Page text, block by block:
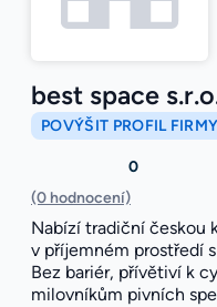
best space
POVÝŠIT PROFIL FIRMY
0
(0 hodnocení)
Nabízí tradiční českou
v příjemném prostředí
Bez bariér, přívětiví k
milovníkům pivních